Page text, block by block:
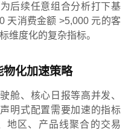
后续任意组合分析打下基
天消费金额 >5,000 元的客
维度化的复杂指标。
化加速策略
舱、核心日报等高并发、
明式配置需要加速的指标
地区、产品线聚合的交易